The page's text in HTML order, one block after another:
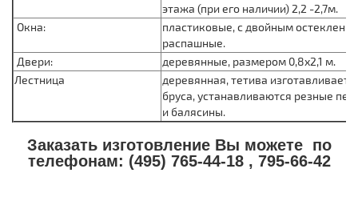
этажа (при его наличии) 2,2 -2,7м.
Окна:
пластиковые, с двойным
распашные.
Двери:
деревянные, размером 0,8х2,1 м.
Лестница
деревянная, тетива
бруса, устанавливаются резные
и балясины.
Заказать изготовление Вы можете по
телефонам: (495) 765-44-18 , 795-66-42